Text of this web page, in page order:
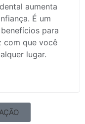
aumenta
É um
para
com que você
lugar.